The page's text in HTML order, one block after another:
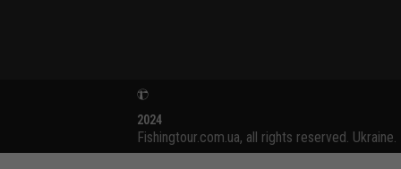
2024
Fishingtour.com.ua, all rights reserved. Ukraine.